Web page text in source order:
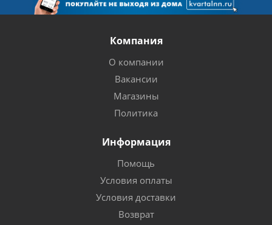
Компания
О компании
Вакансии
Магазины
Политика
Информация
Помощь
Условия оплаты
Условия доставки
Возврат